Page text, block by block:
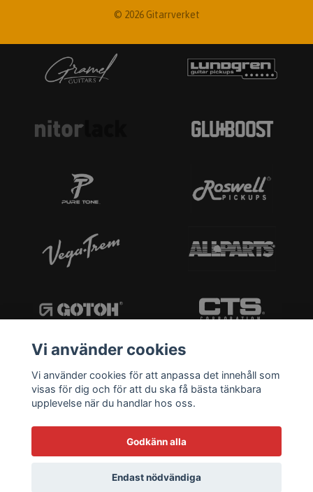
© 2026 Gitarrverket
Vi använder cookies
Vi använder cookies för att anpassa det innehåll som
visas för dig och för att du ska få bästa tänkbara
upplevelse när du handlar hos oss.
Godkänn alla
Endast nödvändiga